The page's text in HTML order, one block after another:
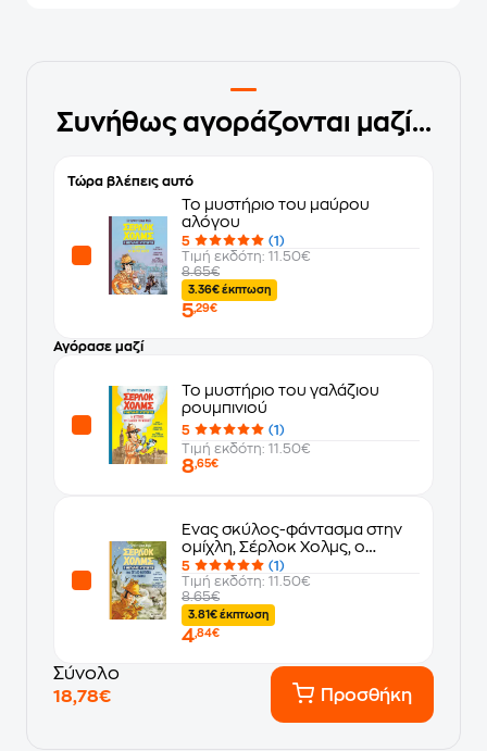
Συνήθως αγοράζονται μαζί...
Τώρα βλέπεις αυτό
Το μυστήριο του μαύρου
αλόγου
5
(1)
Τιμή εκδότη: 11.50€
8.65€
3.36€ έκπτωση
5,29€
Αγόρασε μαζί
Το μυστήριο του γαλάζιου
ρουμπινιού
5
(1)
Τιμή εκδότη: 11.50€
8,65€
Ένας σκύλος-φάντασμα στην
ομίχλη, Σέρλοκ Χολμς, ο
μεγάλος ντετέκτιβ
5
(1)
Τιμή εκδότη: 11.50€
8.65€
3.81€ έκπτωση
4,84€
Σύνολο
18,78€
Προσθήκη